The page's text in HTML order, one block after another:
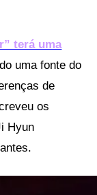
terá uma
uma fonte do
de
os
Hyun